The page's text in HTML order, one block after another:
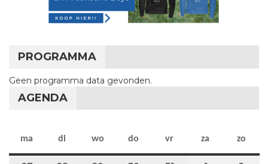
PROGRAMMA
Geen programma data gevonden.
AGENDA
ma maandag
di dinsdag
wo woensdag
do donderdag
vr vrijdag
za zaterdag
zo